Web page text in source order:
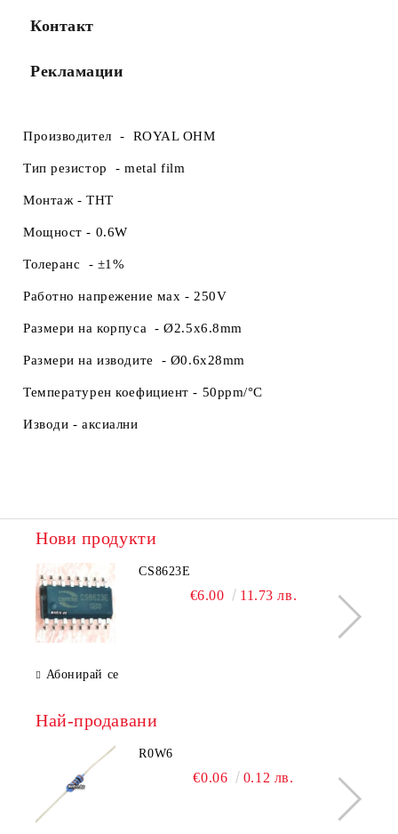
Контакт
Рекламации
Производител - ROYAL OHM
Тип резистор - metal film
Монтаж -THT
Мощност - 0.6W
Толеранс - ±1%
Работно напрежение маx - 250V
Размери на корпуса-Ø2.5x6.8mm
Размери на изводите - Ø0.6x28mm
Температурен коефициент - 50ppm/°C
Изводи -аксиални
Нови продукти
CS8623E
€6.00 11.73 лв.
Абонирай се
Най-продавани
R0W6
€0.06 0.12 лв.